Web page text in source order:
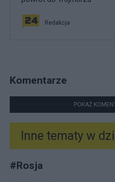
Redakcja
Komentarze
POKAŻ
Inne tematy w
#Rosja